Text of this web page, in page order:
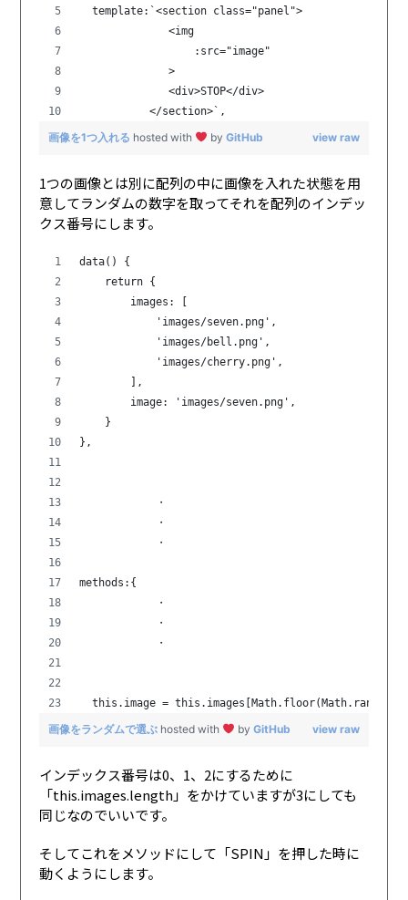
  template:`<section class="panel">
              <img
                  :src="image"
              >
              <div>STOP</div>
           </section>`,
view raw
画像を1つ入れる hosted with byGitHub
1つの画像とは別に配列の中に画像を入れた状態を用
意してランダムの数字を取ってそれを配列のインデッ
クス番号にします。
data() {
    return {
        images: [
            'images/seven.png',
            'images/bell.png',
            'images/cherry.png',
        ],
        image: 'images/seven.png',
    }
},
            ・
            ・
            ・
methods:{
            ・
            ・
            ・
this.image =
view raw
画像をランダムで選ぶ hosted with byGitHub
インデックス番号は0、1、2にするために
「this.images.length」をかけていますが3にしても
同じなのでいいです。
そしてこれをメソッドにして「SPIN」を押した時に
動くようにします。